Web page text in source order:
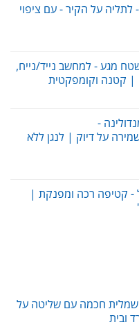
לתליה על הקיר - עם ציפוי
מגע - למחשב נייד/נייח,
| קטנה וקומפקטית
-
על דיוק | לנגן ללא
- קטיפה רכה ומפנקת |
חכמה עם שליטה על
ובית